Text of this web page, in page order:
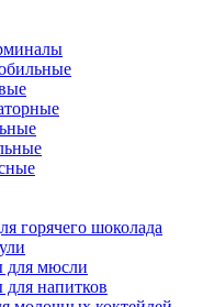
горячего шоколада
для мюсли
напитков